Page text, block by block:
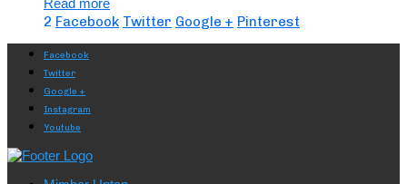
Read more
2 Facebook Twitter Google + Pinterest
Facebook
Twitter
Google +
Instagram
Youtube